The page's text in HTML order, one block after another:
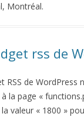
Montréal.
rss de
RSS de
la page «
la valeur « 1800 »